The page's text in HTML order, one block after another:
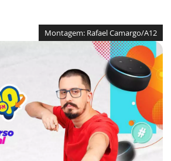
Montagem: Rafael Camargo/A12